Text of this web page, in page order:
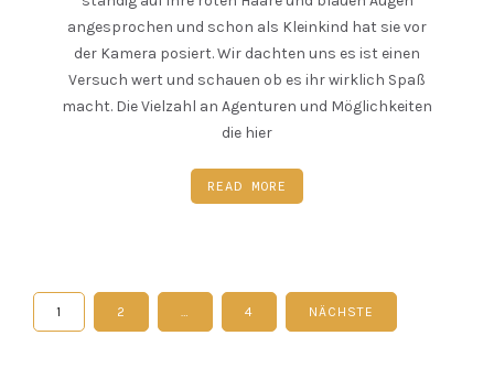
angesprochen und schon als Kleinkind hat sie vor
der Kamera posiert. Wir dachten uns es ist einen
Versuch wert und schauen ob es ihr wirklich Spaß
macht. Die Vielzahl an Agenturen und Möglichkeiten
die hier
READ MORE
Beitragsnavigation
1 2 … 4 NÄCHSTE